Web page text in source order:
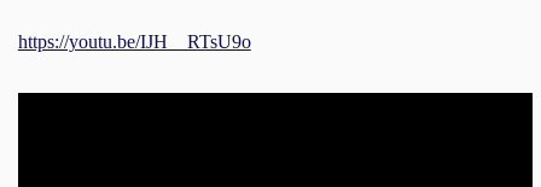
https://youtu.be/IJH__RTsU9o